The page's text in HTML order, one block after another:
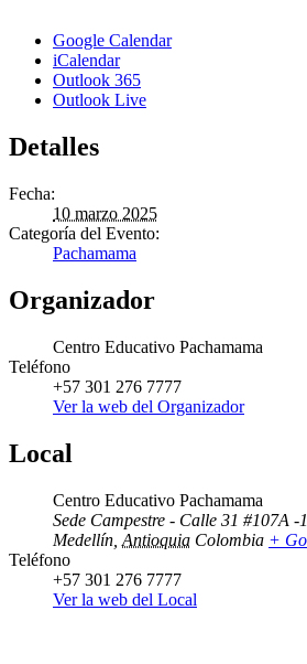
Google Calendar
iCalendar
Outlook 365
Outlook Live
Detalles
Fecha:
10 marzo 2025
Categoría del Evento:
Pachamama
Organizador
Centro Educativo Pachamama
Teléfono
+57 301 276 7777
Ver la web del Organizador
Local
Centro Educativo Pachamama
Sede Campestre - Calle 31 #107A
Medellín Antioquia Colombia +
Teléfono
+57 301 276 7777
Ver la web del Local